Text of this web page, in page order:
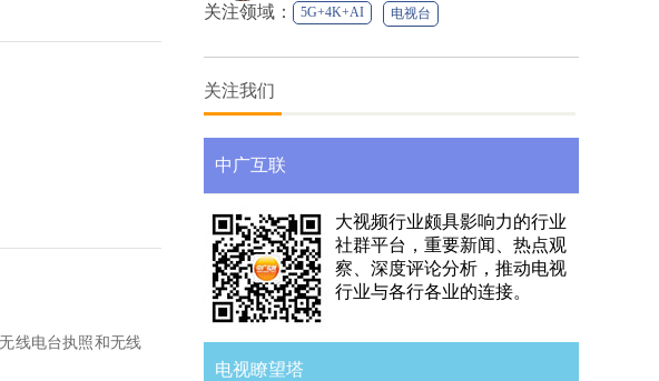
线电台执照和无线
关注领域： 5G+4K+AI 电视台
关注我们
中广互联
大视频行业颇具影响力的行业
社群平台，重要新闻、热点观
察、深度评论分析，推动电视
行业与各行各业的连接。
电视瞭望塔